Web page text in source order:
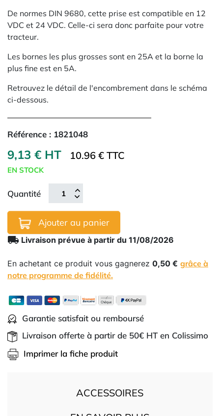
De normes DIN 9680, cette prise est compatible en 12
VDC et 24 VDC. Celle-ci sera donc parfaite pour votre
tracteur.
Les bornes les plus grosses sont en 25A et la borne la
plus fine est en 5A.
Retrouvez le détail de l'encombrement dans le schéma
ci-dessous.
Référence : 1821048
9,13 € HT 10.96 € TTC
EN STOCK
Quantité
Ajouter au panier
local_shipping Livraison prévue à partir du 11/08/2026
En achetant ce produit vous gagnerez 0,50 € grâce à
notre programme de fidélité.
Garantie satisfait ou remboursé
Livraison offerte à partir de 50€ HT en Colissimo
Imprimer la fiche produit
ACCESSOIRES